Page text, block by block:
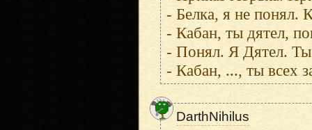
- Белка, я не понял.
- Кабан, ты дятел,
- Понял. Я Дятел.
- Кабан, ..., ты всех
DarthNihilus